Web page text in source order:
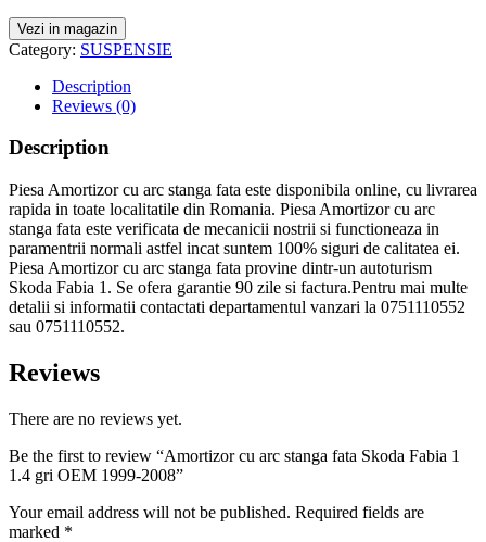
Vezi in magazin
Category: SUSPENSIE
Description
Reviews (0)
Description
Piesa Amortizor cu arc stanga fata este disponibila online, cu livrarea
rapida in toate localitatile din Romania. Piesa Amortizor cu arc
stanga fata este verificata de mecanicii nostrii si functioneaza in
paramentrii normali astfel incat suntem 100% siguri de calitatea ei.
Piesa Amortizor cu arc stanga fata provine dintr-un autoturism
Skoda Fabia 1. Se ofera garantie 90 zile si factura.Pentru mai multe
detalii si informatii contactati departamentul vanzari la 0751110552
sau 0751110552.
Reviews
There are no reviews yet.
Be the first to review “Amortizor cu arc stanga fata Skoda Fabia 1
1.4 gri OEM 1999-2008”
Your email address will not be published. Required fields are
marked *